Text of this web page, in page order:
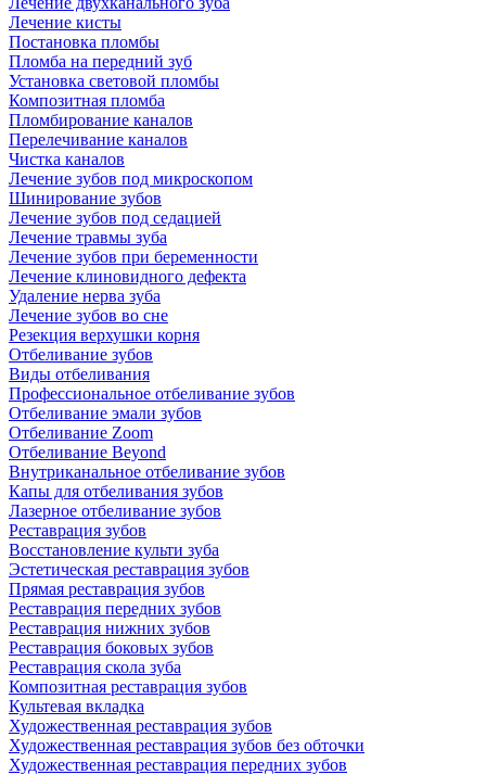
Лечение кисты
Постановка пломбы
Пломба на передний зуб
Установка световой пломбы
Композитная пломба
Пломбирование каналов
Перелечивание каналов
Чистка каналов
Лечение зубов под микроскопом
Шинирование зубов
Лечение зубов под седацией
Лечение травмы зуба
Лечение зубов при беременности
Лечение клиновидного дефекта
Удаление нерва зуба
Лечение зубов во сне
Резекция верхушки корня
Отбеливание зубов
Виды отбеливания
Профессиональное отбеливание зубов
Отбеливание эмали зубов
Отбеливание Zoom
Отбеливание Beyond
Внутриканальное отбеливание зубов
Капы для отбеливания зубов
Лазерное отбеливание зубов
Реставрация зубов
Восстановление культи зуба
Эстетическая реставрация зубов
Прямая реставрация зубов
Реставрация передних зубов
Реставрация нижних зубов
Реставрация боковых зубов
Реставрация скола зуба
Композитная реставрация зубов
Культевая вкладка
Художественная реставрация зубов
Художественная реставрация зубов без обточки
Художественная реставрация передних зубов